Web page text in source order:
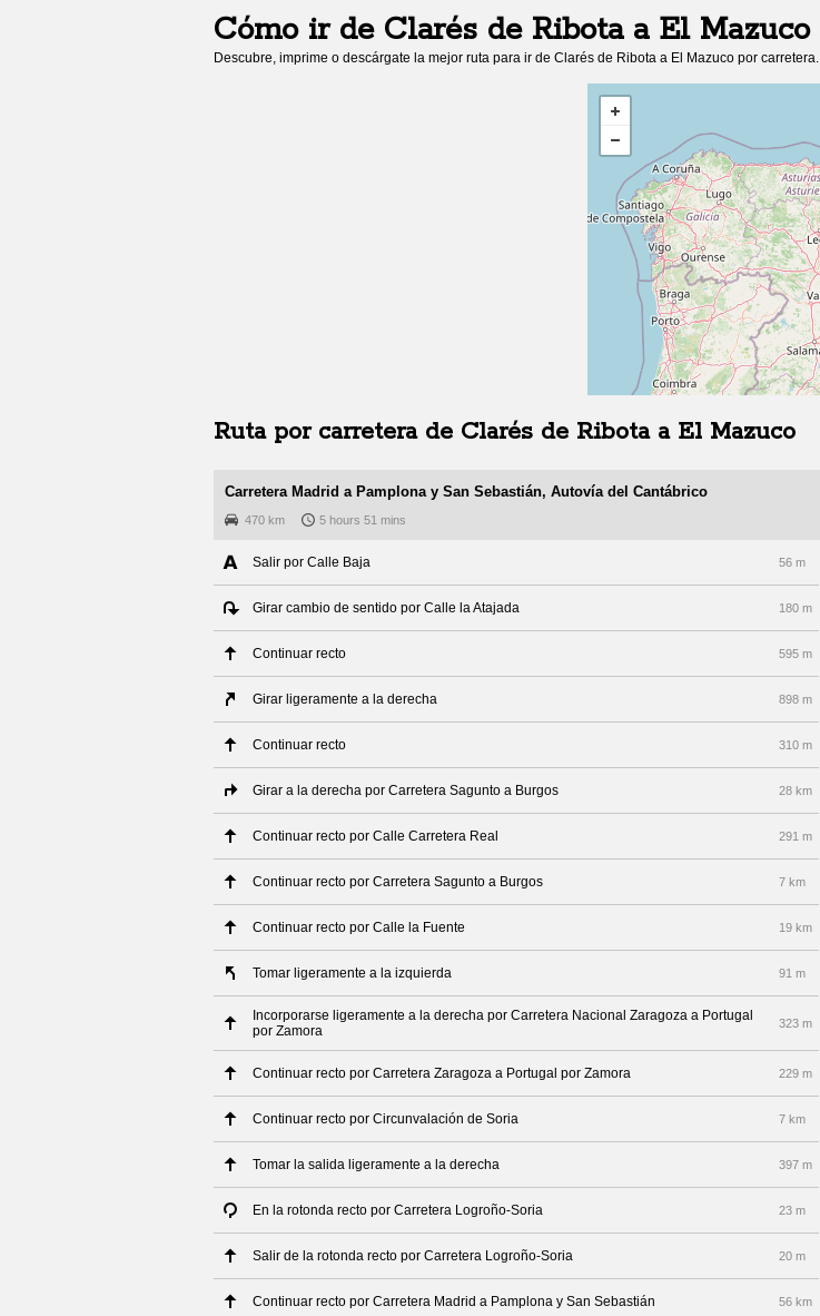
Cómo ir de Clarés de Ribotaa El Mazuco
Descubre, imprime o descárgate la mejor ruta para ir de Clarés de Ribota a El Mazuco por carretera.
Ruta por carretera de Clarés de Ribotaa El Mazuco
Carretera Madrid a Pamplona y San Sebastián, Autovía del Cantábrico
470 km 5 hours 51 mins
Salir por Calle Baja 56 m
Girar cambio de sentido por Calle la Atajada 180 m
Continuar recto 595 m
Girar ligeramente a la derecha 898 m
Continuar recto 310 m
Girar a la derecha por Carretera Sagunto a Burgos 28 km
Continuar recto por Calle Carretera Real 291 m
Continuar recto por Carretera Sagunto a Burgos 7 km
Continuar recto por Calle la Fuente 19 km
Tomar ligeramente a la izquierda 91 m
Incorporarse ligeramente a la derecha por Carretera Nacional Zaragoza a Portugal
por Zamora
323 m
Continuar recto por Carretera Zaragoza a Portugal por Zamora 229 m
Continuar recto por Circunvalación de Soria 7 km
Tomar la salida ligeramente a la derecha 397 m
En la rotonda recto por Carretera Logroño-Soria 23 m
Salir de la rotonda recto por Carretera Logroño-Soria 20 m
Continuar recto por Carretera Madrid a Pamplona y San Sebastián 56 km